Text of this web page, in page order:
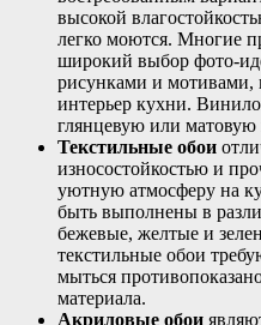
высокой
легко моются. Многие
широкий выбор фото-
рисунками и мотивами,
интерьер кухни.
глянцевую или матовую
Текстильные обои
износостойкостью и
уютную атмосферу на
быть выполнены в
бежевые, желтые и
текстильные обои
мыться
материала.
Акриловые обои